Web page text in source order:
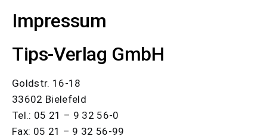
Impressum
Tips-Verlag GmbH
Goldstr. 16-18
33602 Bielefeld
Tel.: 05 21 – 9 32 56-0
Fax: 05 21 – 9 32 56-99